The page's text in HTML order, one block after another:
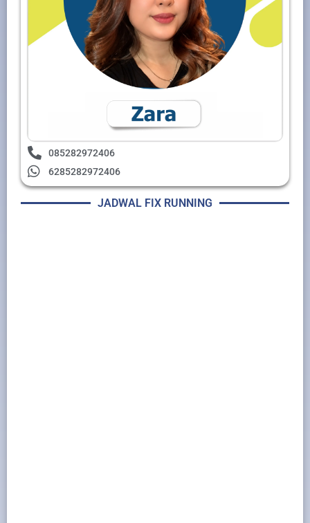
085282972406
6285282972406
JADWAL FIX RUNNING